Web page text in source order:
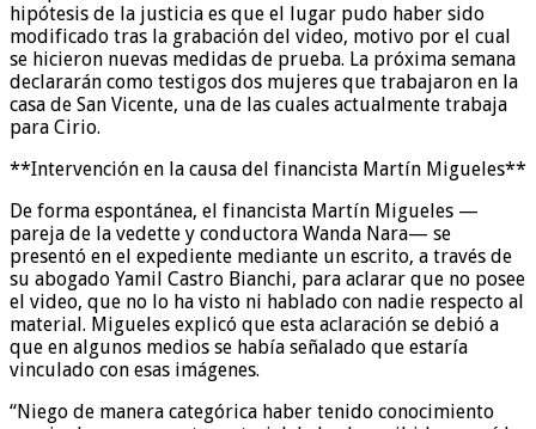
hipótesis de la justicia es que el lugar pudo haber sido
modificado tras la grabación del video, motivo por el cual
se hicieron nuevas medidas de prueba. La próxima semana
declararán como testigos dos mujeres que trabajaron en la
casa de San Vicente, una de las cuales actualmente trabaja
para Cirio.
**Intervención en la causa del financista Martín Migueles**
De forma espontánea, el financista Martín Migueles —
pareja de la vedette y conductora Wanda Nara— se
presentó en el expediente mediante un escrito, a través de
su abogado Yamil Castro Bianchi, para aclarar que no posee
el video, que no lo ha visto ni hablado con nadie respecto al
material. Migueles explicó que esta aclaración se debió a
que en algunos medios se había señalado que estaría
vinculado con esas imágenes.
“Niego de manera categórica haber tenido conocimiento